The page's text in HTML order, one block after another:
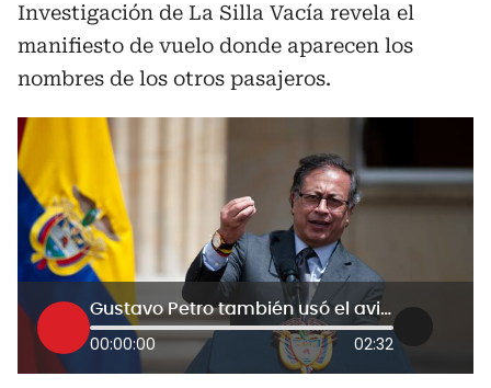
Investigación de La Silla Vacía revela el
manifiesto de vuelo donde aparecen los
nombres de los otros pasajeros.
Gustavo Petro también usó el avión privado del ingeniero Pedro Contecha
00:00:00 02:32